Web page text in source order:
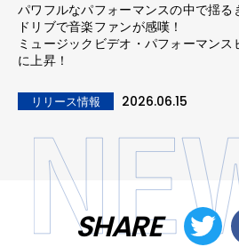
パワフルなパフォーマンスの中で揺る
ドリブで音楽ファンが感嘆！
ミュージックビデオ・パフォーマン
に上昇！
リリース情報 2026.06.15
SHARE